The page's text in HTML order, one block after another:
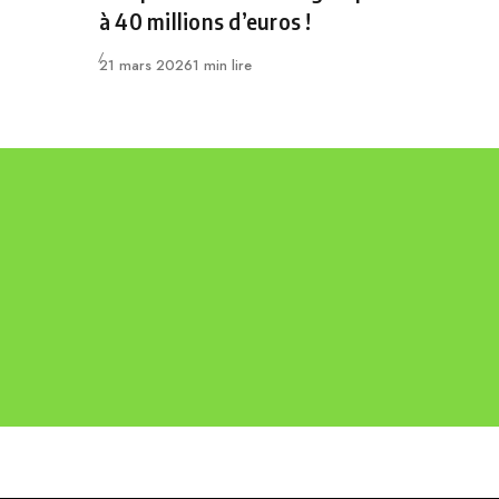
à 40 millions d’euros !
Publié
21 mars 20261 min lire